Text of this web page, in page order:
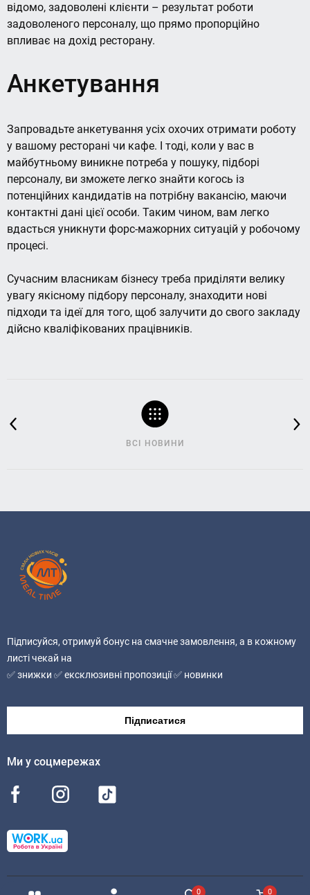
відомо, задоволені клієнти – результат роботи
задоволеного персоналу, що прямо пропорційно
впливає на дохід ресторану.
Анкетування
Запровадьте анкетування усіх охочих отримати роботу
у вашому ресторані чи кафе. І тоді, коли у вас в
майбутньому виникне потреба у пошуку, підборі
персоналу, ви зможете легко знайти когось із
потенційних кандидатів на потрібну вакансію, маючи
контактні дані цієї особи. Таким чином, вам легко
вдасться уникнути форс-мажорних ситуацій у робочому
процесі.
Сучасним власникам бізнесу треба приділяти велику
увагу якісному підбору персоналу, знаходити нові
підходи та ідеї для того, щоб залучити до свого закладу
дійсно кваліфікованих працівників.
ВСІ НОВИНИ
Підписуйся, отримуй бонус на смачне замовлення, а в кожному
листі чекай на
✅ знижки ✅ ексклюзивні пропозиції ✅ новинки
Підписатися
Ми у соцмережах
0 0